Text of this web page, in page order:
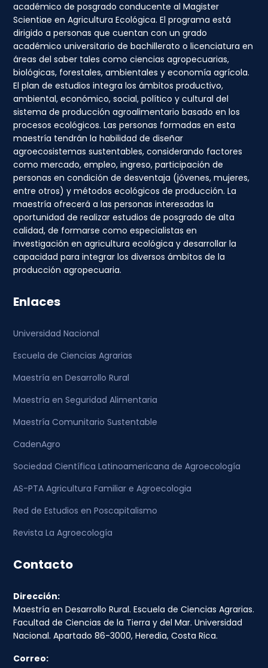
académico de posgrado conducente al Magister
Scientiae en Agricultura Ecológica. El programa está
dirigido a personas que cuentan con un grado
académico universitario de bachillerato o licenciatura en
áreas del saber tales como ciencias agropecuarias,
biológicas, forestales, ambientales y economía agrícola.
El plan de estudios integra los ámbitos productivo,
ambiental, económico, social, político y cultural del
sistema de producción agroalimentario basado en los
procesos ecológicos. Las personas formadas en esta
maestría tendrán la habilidad de diseñar
agroecosistemas sustentables, considerando factores
como mercado, empleo, ingreso, participación de
personas en condición de desventaja (jóvenes, mujeres,
entre otros) y métodos ecológicos de producción. La
maestría ofrecerá a las personas interesadas la
oportunidad de realizar estudios de posgrado de alta
calidad, de formarse como especialistas en
investigación en agricultura ecológica y desarrollar la
capacidad para integrar los diversos ámbitos de la
producción agropecuaria.
Enlaces
Universidad Nacional
Escuela de Ciencias Agrarias
Maestría en Desarrollo Rural
Maestría en Seguridad Alimentaria
Maestría Comunitario Sustentable
CadenAgro
Sociedad Científica Latinoamericana de Agroecología
AS-PTA Agricultura Familiar e Agroecologia
Red de Estudios en Poscapitalismo
Revista La Agroecología
Contacto
Dirección:
Maestría en Desarrollo Rural. Escuela de Ciencias Agrarias.
Facultad de Ciencias de la Tierra y del Mar. Universidad
Nacional. Apartado 86-3000, Heredia, Costa Rica.
Correo: